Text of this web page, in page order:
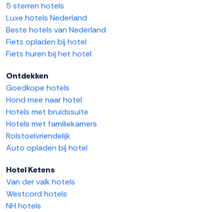
5 sterren hotels
Luxe hotels Nederland
Beste hotels van Nederland
Fiets opladen bij hotel
Fiets huren bij het hotel
Ontdekken
Goedkope hotels
Hond mee naar hotel
Hotels met bruidssuite
Hotels met familiekamers
Rolstoelvriendelijk
Auto opladen bij hotel
Hotel Ketens
Van der valk hotels
Westcord hotels
NH hotels